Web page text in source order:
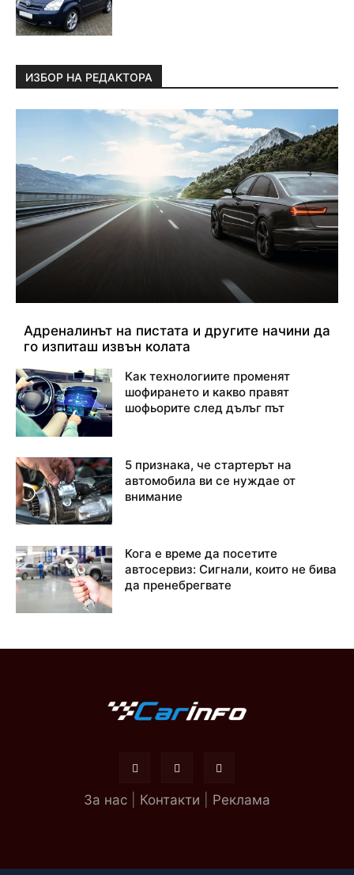
ИЗБОР НА РЕДАКТОРА
Адреналинът на пистата и другите начини да
го изпиташ извън колата
Как технологиите променят
шофирането и какво правят
шофьорите след дълъг път
5 признака, че стартерът на
автомобила ви се нуждае от
внимание
Кога е време да посетите
автосервиз: Сигнали, които не бива
да пренебрегвате
За нас Контакти Реклама